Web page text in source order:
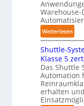
ü
r
T
a
u
c
h
r
o
b
u
n
g
s
r
e
f
f
2
0
n
d
i
n
g
-
S
y
s
Weiterlesen:
K
o
m
p
a
k
t
Shuttle-
Klasse 5
Das Shuttle
Automation
erhalten